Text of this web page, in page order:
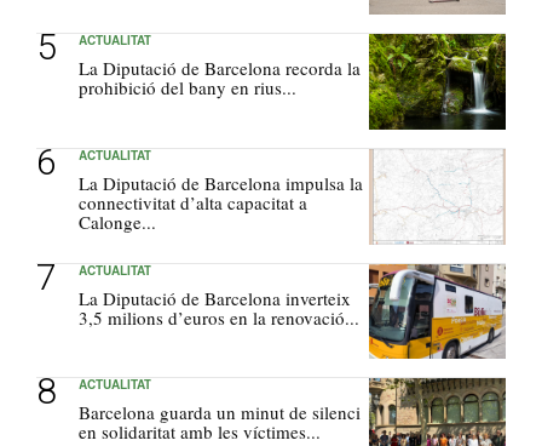
ACTUALITAT
La Diputació de Barcelona recorda la
prohibició del bany en rius...
ACTUALITAT
La Diputació de Barcelona impulsa la
connectivitat d’alta capacitat a
Calonge...
ACTUALITAT
La Diputació de Barcelona inverteix
3,5 milions d’euros en la renovació...
ACTUALITAT
Barcelona guarda un minut de silenci
en solidaritat amb les víctimes...